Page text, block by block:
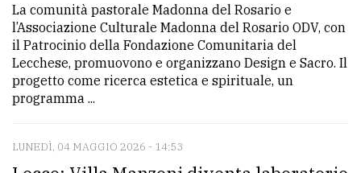
tua
pubblicità
CERCA
per
La comunità pastorale Madonna del Rosario e
l’Associazione Culturale Madonna del Rosario ODV, con
il Patrocinio della Fondazione Comunitaria del
Lecchese, promuovono e organizzano Design e Sacro. Il
progetto come ricerca estetica e spirituale, un
programma ...
LUNEDÌ, 04 MAGGIO 2026 - 14:53